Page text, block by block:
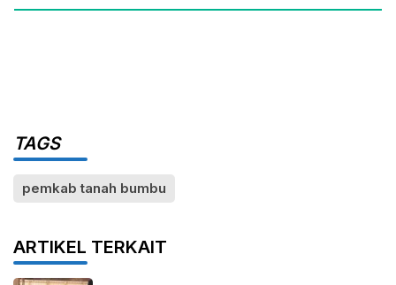
TAGS
pemkab tanah bumbu
ARTIKEL TERKAIT